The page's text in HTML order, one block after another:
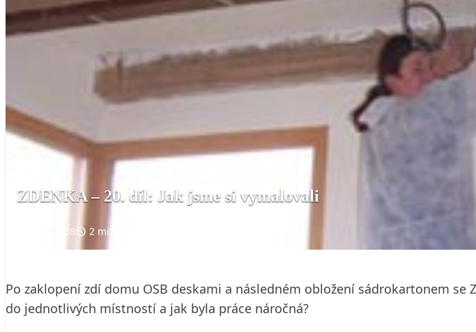
ZDENKA – 20. díl: Jak jsme si vymalovali
8. 1. 2008 2 min. čtení
Po zaklopení zdí domu OSB deskami a následném obložení sádrokartonem
do jednotlivých místností a jak byla práce náročná?